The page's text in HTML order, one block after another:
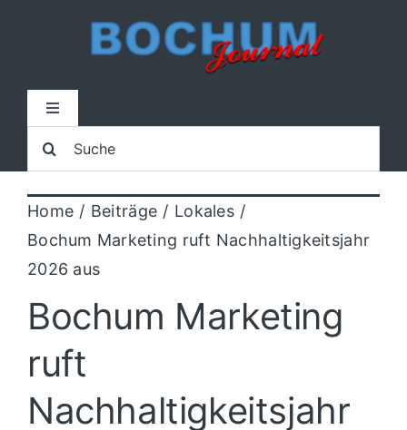
Toggle
Home
Lokal
Blaulicht
Sport
Kultur
Suche
nach:
Home Beiträge
Lokales
Bochum Marketing ruft Nachhaltigkeitsjahr
2026 aus
Bochum Marketing
ruft
Nachhaltigkeitsjahr